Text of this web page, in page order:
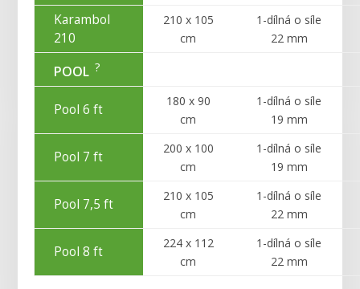
Karambol
210
210 x 105
cm
1-dílná o síle
22 mm
POOL ?
Pool 6 ft
180 x 90
cm
1-dílná o síle
19 mm
Pool 7 ft
200 x 100
cm
1-dílná o síle
19 mm
Pool 7,5 ft
210 x 105
cm
1-dílná o síle
22 mm
Pool 8 ft
224 x 112
cm
1-dílná o síle
22 mm